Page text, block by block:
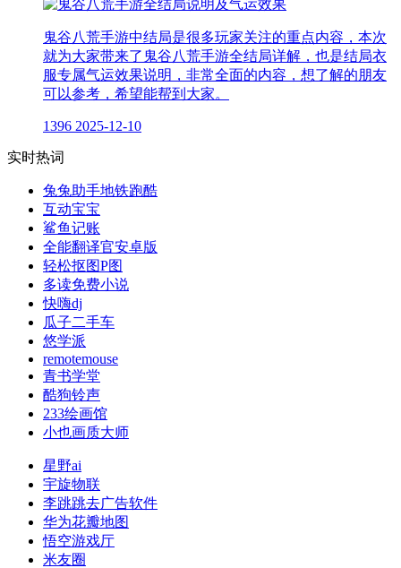
鬼谷八荒手游中结局是很多玩家关注的重点内容，本次
就为大家带来了鬼谷八荒手游全结局详解，也是结局衣
服专属气运效果说明，非常全面的内容，想了解的朋友
可以参考，希望能帮到大家。
1396 2025-12-10
实时热词
兔兔助手地铁跑酷
互动宝宝
鲨鱼记账
全能翻译官安卓版
轻松抠图P图
多读免费小说
快嗨dj
瓜子二手车
悠学派
remotemouse
青书学堂
酷狗铃声
233绘画馆
小也画质大师
星野ai
宇旋物联
李跳跳去广告软件
华为花瓣地图
悟空游戏厅
米友圈